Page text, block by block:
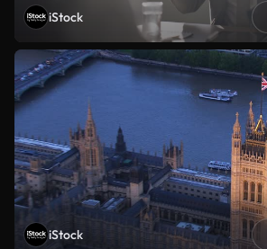
iStock
iStock